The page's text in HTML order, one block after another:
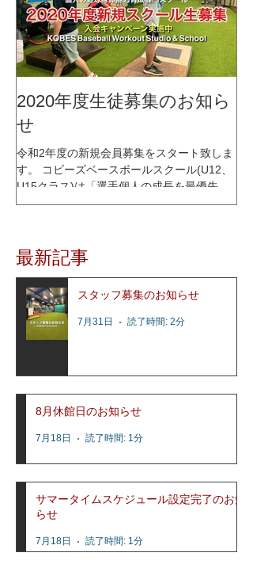
2020年度生徒募集のお知ら
せ
令和2年度の新規会員募集をスタート致しま
す。 コビーズベースボールスクール(U12、
U15クラス)は「選手個人の成長を最優先に
考える」をコンセプトに、少人数制スクー
レッスン内容はコビーズ代表...
最新記事
スタッフ募集のお知らせ
7月31日 読了時間: 2分
8月休館日のお知らせ
7月18日 読了時間: 1分
サマータイムスケジュール設定完了のお知
らせ
7月18日 読了時間: 1分